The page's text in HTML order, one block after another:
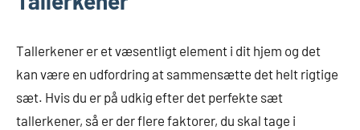
Tallerkener er et væsentligt element i dit hjem og det
kan være en udfordring at sammensætte det helt rigtige
sæt. Hvis du er på udkig efter det perfekte sæt
tallerkener, så er der flere faktorer, du skal tage i